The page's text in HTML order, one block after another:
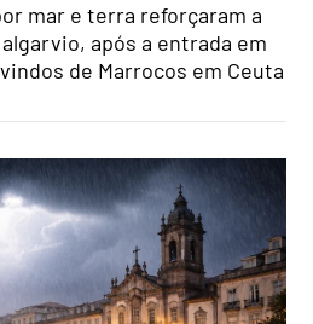
mar e terra reforçaram a
após a entrada em
de Marrocos em Ceuta